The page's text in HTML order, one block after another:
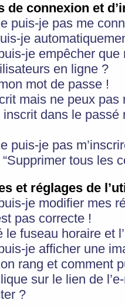
de connexion et
puis-je pas me
je
je empêcher
en ligne ?
mot de passe !
mais ne peux pas
dans le
puis-je pas
tous les
et réglages de
je modifier mes
pas correcte !
le fuseau horaire et
je afficher une
rang et comment
sur le lien de
?